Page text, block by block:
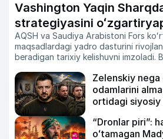
Vashington Yaqin
strategiyasini
AQSH va Saudiya Arabistoni Fors
maqsadlardagi yadro dasturini
beradigan tarixiy kelishuvni imzoladi.
masalasida yangi savollarni kun
Zero, Isroil Eronning uranni boyitish
xavfsizligiga tahdid sifatida baholab
Vashington endi Ar-Riyodga aynan
taqdim etmoqda?
Zelenskiy nega
odamlarini
ortidagi
“Dronlar piri”:
oʻtamagan